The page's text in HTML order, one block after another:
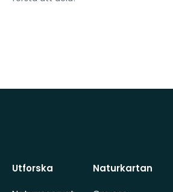
Utforska
Naturkartan